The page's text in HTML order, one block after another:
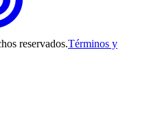
reservados.Términos y